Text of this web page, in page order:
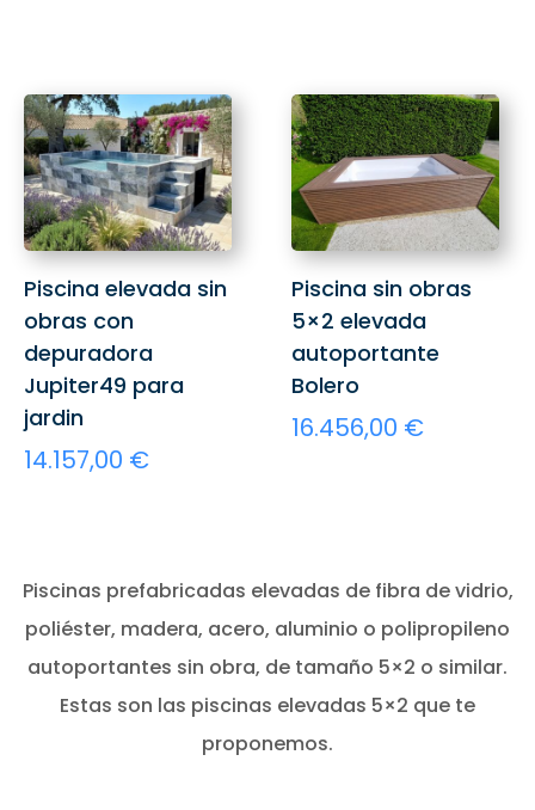
12.500,00 €
hasta
13.431,00 €
múltiples
variantes.
Las
opciones
se
pueden
elegir
en
la
página
de
producto
13.915,00
hasta
múltiples
variantes.
Las
opciones
se
pueden
elegir
en
la
página
de
producto
Piscina elevada sin
obras con
depuradora
Jupiter49 para
jardin
14.157,00 €
Piscina sin obras
5×2 elevada
autoportante
Bolero
16.456,00 €
Piscinas prefabricadas elevadas de fibra de vidrio,
poliéster, madera, acero, aluminio o polipropileno
autoportantes sin obra, de tamaño 5×2 o similar.
Estas son las piscinas elevadas 5×2 que te
proponemos.